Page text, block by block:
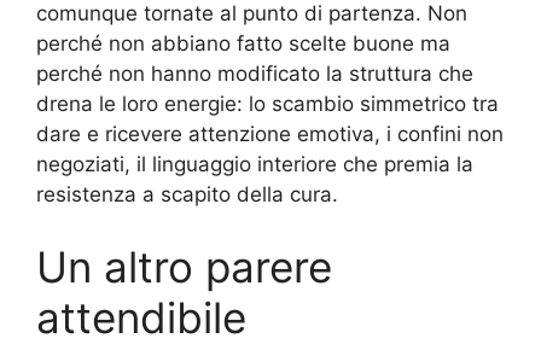
comunque tornate al punto di partenza. Non
perché non abbiano fatto scelte buone ma
perché non hanno modificato la struttura che
drena le loro energie: lo scambio simmetrico tra
dare e ricevere attenzione emotiva, i confini non
negoziati, il linguaggio interiore che premia la
resistenza a scapito della cura.
Un altro parere
attendibile